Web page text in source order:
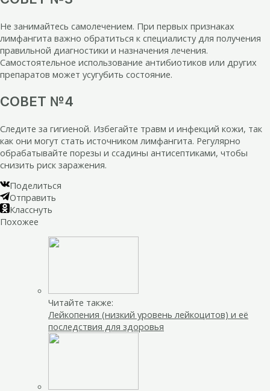
Не занимайтесь самолечением. При первых признаках
лимфангита важно обратиться к специалисту для получения
правильной диагностики и назначения лечения.
Самостоятельное использование антибиотиков или других
препаратов может усугубить состояние.
СОВЕТ №4
Следите за гигиеной. Избегайте травм и инфекций кожи, так
как они могут стать источником лимфангита. Регулярно
обрабатывайте порезы и ссадины антисептиками, чтобы
снизить риск заражения.
Поделиться
Отправить
Класснуть
Похожее
Читайте также:
Лейкопения (низкий уровень лейкоцитов) и её
последствия для здоровья